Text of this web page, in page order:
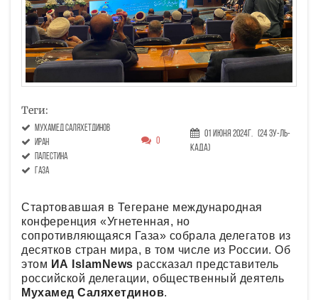
Теги:
Мухамед Саляхетдинов
Иран
Палестина
Газа
0
01 Июня 2024г. (24 Зу-ль-
када)
Стартовавшая в Тегеране международная
конференция «Угнетенная, но
сопротивляющаяся Газа» собрала делегатов из
десятков стран мира, в том числе из России. Об
этом ИА IslamNews рассказал представитель
российской делегации, общественный деятель
Мухамед Саляхетдинов.